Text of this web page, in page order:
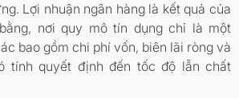
Lợi nhuận ngân hàng là kết quả của
nơi quy mô tín dụng chỉ là một
bao gồm chi phí vốn, biên lãi ròng và
tính quyết định đến tốc độ lẫn chất